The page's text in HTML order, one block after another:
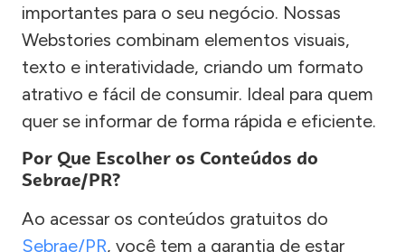
importantes para o seu negócio. Nossas
Webstories combinam elementos visuais,
texto e interatividade, criando um formato
atrativo e fácil de consumir. Ideal para quem
quer se informar de forma rápida e eficiente.
Por Que Escolher os Conteúdos do
Sebrae/PR?
Ao acessar os conteúdos gratuitos do
Sebrae/PR, você tem a garantia de estar